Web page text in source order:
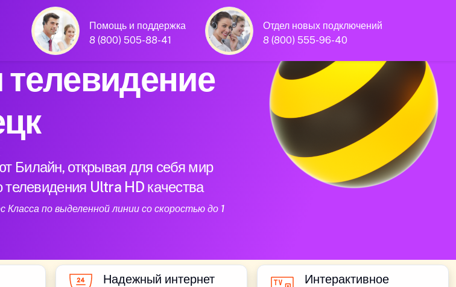
Помощь и поддержка
8 (800) 505-88-41
Отдел новых подключений
8 (800) 555-96-40
Билайн, открывая для себя мир
телевидения Ultra HD качества
по выделенной линии со скоростью до 1
Надежный интернет
Интерактивное